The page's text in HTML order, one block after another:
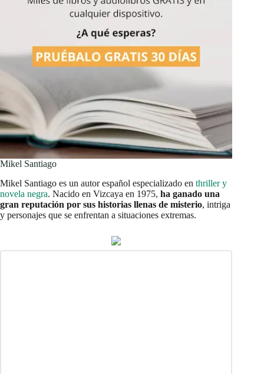
Mikel Santiago
Mikel Santiago es un autor español especializado en thriller y
novela negra. Nacido en Vizcaya en 1975, ha ganado una
gran reputación por sus historias llenas de misterio, intriga
y personajes que se enfrentan a situaciones extremas.